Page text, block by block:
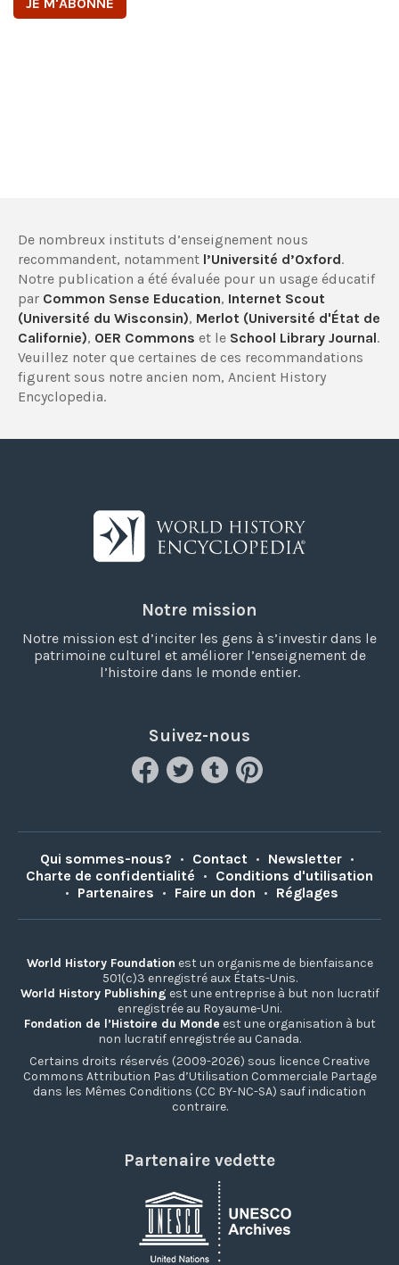
De nombreux instituts d’enseignement nous
recommandent, notamment l’Université d’Oxford.
Notre publication a été évaluée pour un usage éducatif
par Common Sense Education, Internet Scout
(Université du Wisconsin), Merlot (Université d'État de
Californie), OER Commons et le School Library Journal.
Veuillez noter que certaines de ces recommandations
figurent sous notre ancien nom, Ancient History
Encyclopedia.
Notre mission
Notre mission est d’inciter les gens à s’investir dans le
patrimoine culturel et améliorer l’enseignement de
l’histoire dans le monde entier.
Suivez-nous
Qui sommes-nous? • Contact • Newsletter •
Charte de confidentialité • Conditions d'utilisation
• Partenaires • Faire un don • Réglages
World History Foundation est un organisme de bienfaisance
501(c)3 enregistré aux États-Unis.
World History Publishing est une entreprise à but non lucratif
enregistrée au Royaume-Uni.
Fondation de l’Histoire du Monde est une organisation à but
non lucratif enregistrée au Canada.
Certains droits réservés (2009-2026) sous licence Creative
Commons Attribution Pas d’Utilisation Commerciale Partage
dans les Mêmes Conditions (CC BY-NC-SA) sauf indication
contraire.
Partenaire vedette